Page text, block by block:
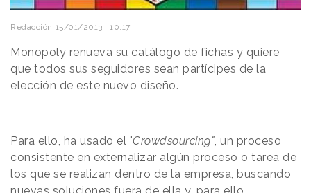
Redacción 15/01/2013 · 10:17
Monopoly renueva su catálogo de fichas y quiere
que todos sus seguidores sean partícipes de la
elección de este nuevo diseño.
Para ello, ha usado el "Crowdsourcing", un proceso
consistente en externalizar algún proceso o tarea de
los que se realizan dentro de la empresa, buscando